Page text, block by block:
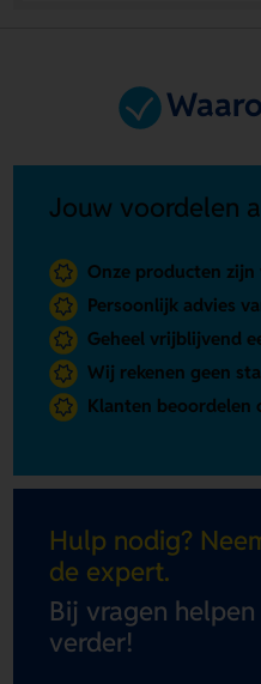
Jouw voordelen
Onze producten
Persoonlijk advies
Geheel vrijblijvend
Wij rekenen geen
Klanten beoordelen
Hulp nodig?
de expert.
Bij vragen
verder!